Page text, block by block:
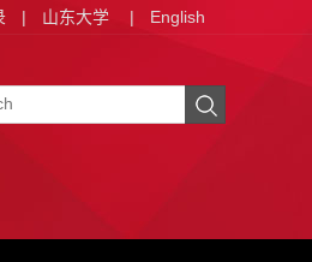
| 山东大学 | English